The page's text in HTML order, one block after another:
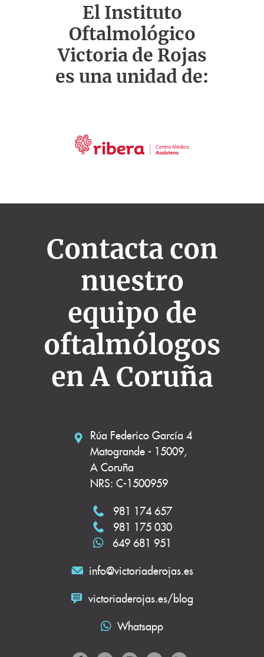
El Instituto
Oftalmológico
Victoria de Rojas
es una unidad de:
Contacta con
nuestro
equipo de
oftalmólogos
en A Coruña
Rúa Federico García 4
Matogrande - 15009,
A Coruña
NRS: C-1500959
981 174 657
981 175 030
649 681 951
info@victoriaderojas.es
victoriaderojas.es/blog
Whatsapp